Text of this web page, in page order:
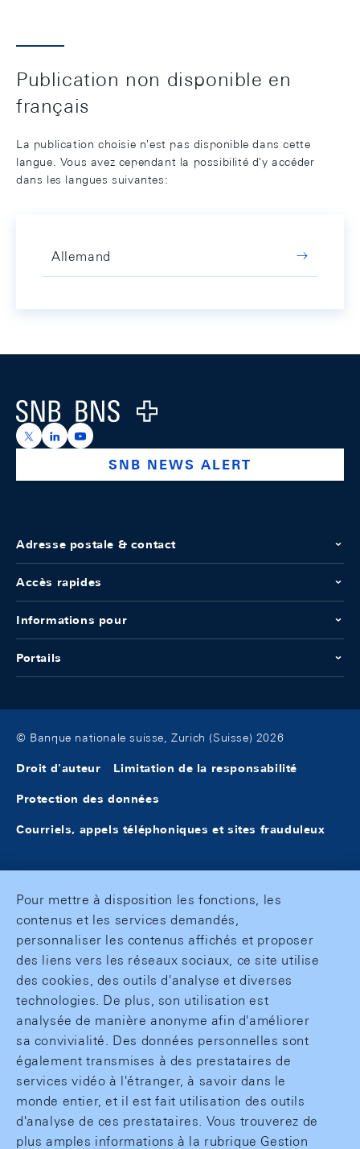
Publication non disponible en
français
La publication choisie n'est pas disponible dans cette
langue. Vous avez cependant la possibilité d'y accéder
dans les langues suivantes:
Allemand
Logo
https://x.com/snb_bns
https://ch.linkedin.com/company/swiss-national-
https://www.youtube.com/@swissnationalbank
SNB NEWS ALERT
Adresse postale & contact
Accès rapides
Informations pour
Portails
© Banque nationale suisse, Zurich (Suisse) 2026
Droit d'auteur Limitation de la responsabilité
Protection des données
Courriels, appels téléphoniques et sites frauduleux
Pour mettre à disposition les fonctions, les
contenus et les services demandés,
personnaliser les contenus affichés et proposer
des liens vers les réseaux sociaux, ce site utilise
des cookies, des outils d'analyse et diverses
technologies. De plus, son utilisation est
analysée de manière anonyme afin d'améliorer
sa convivialité. Des données personnelles sont
également transmises à des prestataires de
services vidéo à l'étranger, à savoir dans le
monde entier, et il est fait utilisation des outils
d'analyse de ces prestataires. Vous trouverez de
plus amples informations à la rubrique Gestion